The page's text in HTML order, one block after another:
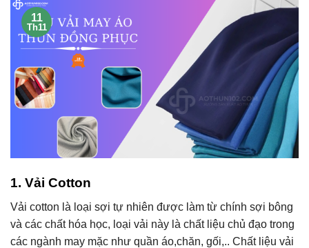
11
Th11
1. Vải Cotton
Vải cotton là loại sợi tự nhiên được làm từ chính sợi bông
và các chất hóa học, loại vải này là chất liệu chủ đạo trong
các ngành may mặc như quần áo,chăn, gối,.. Chất liệu vải